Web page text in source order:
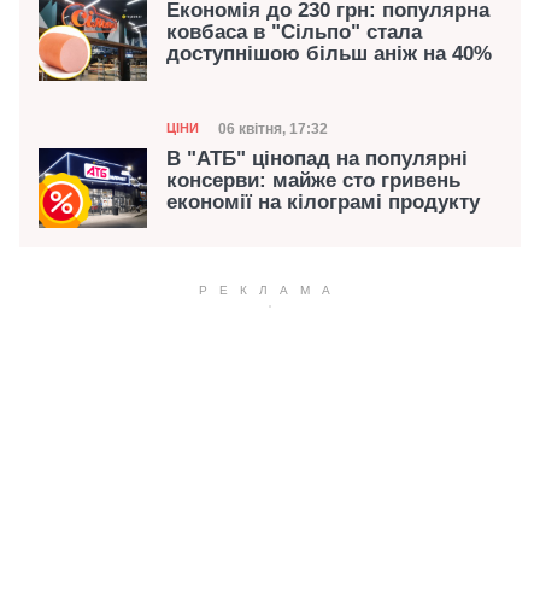
Економія до 230 грн: популярна
ковбаса в "Сільпо" стала
доступнішою більш аніж на 40%
Категорія
ЦІНИ Дата публікації
06 квітня, 17:32
В "АТБ" цінопад на популярні
консерви: майже сто гривень
економії на кілограмі продукту